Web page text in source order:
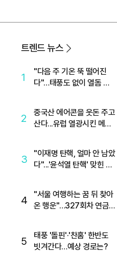
트렌드 뉴스
1
"다음 주 기온 뚝 떨어진
다"…태풍도 없이 열돔 박
2
중국산 에어콘을 웃돈 주고
산다...유럽 열광시킨 메이
3
"이재명 탄핵, 얼마 안 남았
다"...'윤석열 탄핵' 맞힌 무
4
"서울 여행하는 꿈 뒤 찾아
온 행운"…327회차 연금
5
태풍 '돌핀'·'찬홈' 한반도
빗겨간다…예상 경로는?